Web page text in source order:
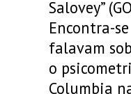
Salovey”
Encontra-
falavam
o
Columbia